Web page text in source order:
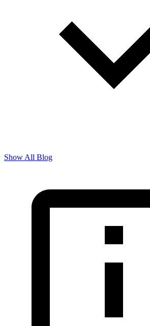
Show All Blog